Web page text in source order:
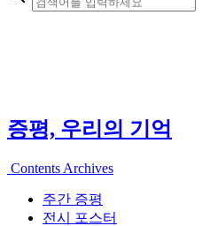
증평, 우리의 기억
Contents Archives
주간 증평
전시 포스터